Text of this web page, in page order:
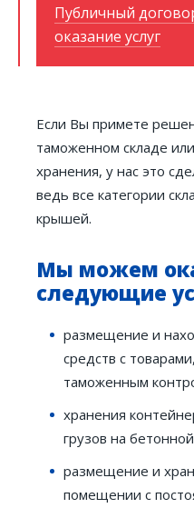
Публичный
оказание услуг
Если Вы примете
таможенном складе
хранения, у нас это
ведь все категории
крышей.
Мы можем
следующие
размещение и
средств с
таможенным
хранения
грузов на
размещение и
помещении с